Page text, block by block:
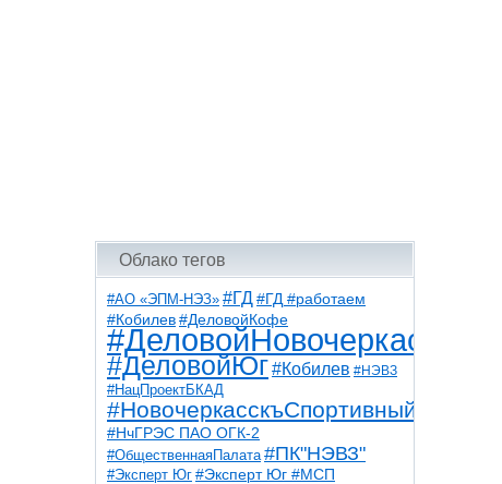
Облако тегов
#АО «ЭПМ-НЭЗ» #ГД #ГД #работаем
#Кобилев #ДеловойКофе
#ДеловойНовочеркасск
#ДеловойЮг#Кобилев #НЭВЗ
#НацПроектБКАД
#НовочеркасскъСпортивный
#НчГРЭС ПАО ОГК-2
#ОбщественнаяПалата #ПК"НЭВЗ"
#Эксперт Юг #Эксперт Юг #МСП